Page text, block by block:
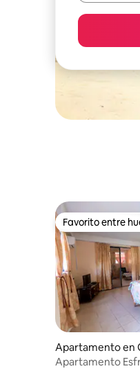
Favorito entre
Favorito entre
Apartamento en
Apartamento